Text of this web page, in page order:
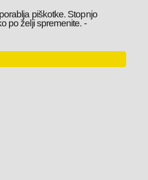
piškotke. Stopnjo
po želji spremenite. -